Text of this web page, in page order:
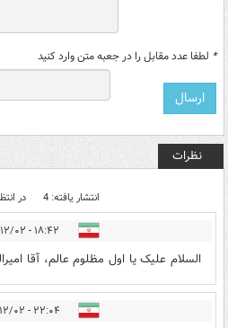
* لطفا عدد مقابل را در جعبه متن وارد کنید
نظرات
انتشار یافته: 4 در
۱۸:۴۲ - ۱۴۰۴/۱۲/۰۲
السلام علیک یا اول مظلوم عالم، آقا
۲۲:۰۴ - ۱۴۰۴/۱۲/۰۲